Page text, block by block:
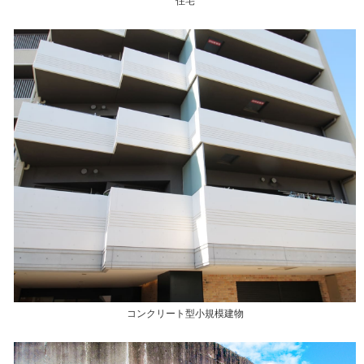
コンクリート型小規模建物